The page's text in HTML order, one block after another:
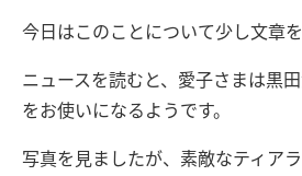
今日はこのことについて少し文章を
ニュースを読むと、愛子さまは黒
をお使いになるようです。
写真を見ましたが、素敵なティアラ